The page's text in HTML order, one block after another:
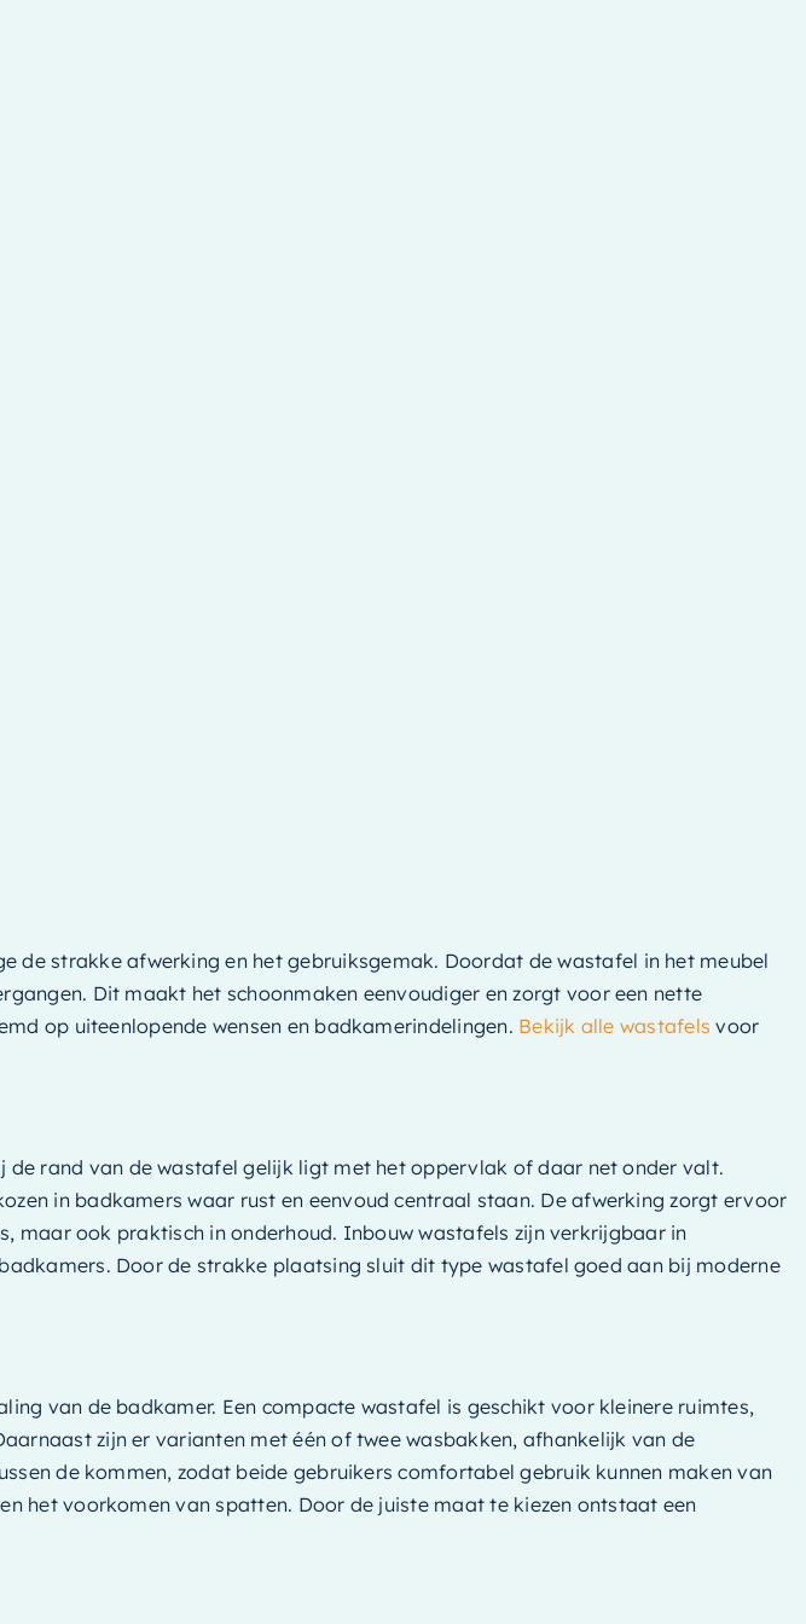
de strakke afwerking en het gebruiksgemak. Doordat de wastafel in het meubel
Dit maakt het schoonmaken eenvoudiger en zorgt voor een nette
op uiteenlopende wensen en badkamerindelingen. Bekijk alle wastafels voor
rand van de wastafel gelijk ligt met het oppervlak of daar net onder valt.
in badkamers waar rust en eenvoud centraal staan. De afwerking zorgt ervoor
maar ook praktisch in onderhoud. Inbouw wastafels zijn verkrijgbaar in
Door de strakke plaatsing sluit dit type wastafel goed aan bij moderne
van de badkamer. Een compacte wastafel is geschikt voor kleinere ruimtes,
zijn er varianten met één of twee wasbakken, afhankelijk van de
de kommen, zodat beide gebruikers comfortabel gebruik kunnen maken van
het voorkomen van spatten. Door de juiste maat te kiezen ontstaat een